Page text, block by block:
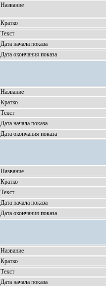
Название
Кратко
Текст
Дата начала показа
Дата окончания показа
Название
Кратко
Текст
Дата начала показа
Дата окончания показа
Название
Кратко
Текст
Дата начала показа
Дата окончания показа
Название
Кратко
Текст
Дата начала показа